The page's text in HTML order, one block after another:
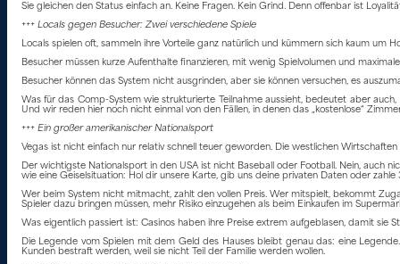
Sie gleichen den Status einfach an. Keine Fragen. Kein Grind. Denn offenbar ist
+++ Locals gegen Besucher: Zwei verschiedene Spiele
Locals spielen oft, sammeln ihre Vorteile ganz natürlich und kümmern sich kaum um
Besucher müssen kurze Aufenthalte finanzieren, mit wenig Spielvolumen und
Besucher können das System nicht ausgrinden, aber sie können versuchen, es
Was für das Comp-System wie strukturierte Teilnahme aussieht, bedeutet aber
Und wir reden hier noch nicht einmal von den Fällen, in denen das „kostenlose“
+++ Ein großer amerikanischer Nationalsport
Vegas ist nicht einfach nur relativ schnell teuer geworden. Die westlichen
Der wichtigste Nationalsport in den USA ist nicht Baseball oder Football. Nein, auch
wie eine Geiselsituation: Hol dir unsere Karte, gib uns deine privaten Daten oder zahle
Wer beim System nicht mitmacht, zahlt den vollen Preis. Wer mitspielt, bekommt
Spieler dazu bringen müssen, mehr Risiko einzugehen als beim Einkaufen im
Was eigentlich passiert ist: Casinos haben ihre Preise extrem aufgeblasen, damit sie
Die Legende vom Spielen mit dem Geld des Hauses bleibt genau das: eine
Kunden bestraft werden, weil sie nicht Teil der Familie werden wollen.